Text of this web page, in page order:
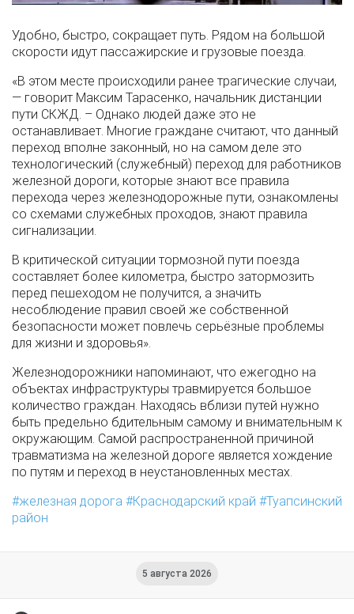
Удобно, быстро, сокращает путь. Рядом на большой
скорости идут пассажирские и грузовые поезда.
«В этом месте происходили ранее трагические случаи,
— говорит Максим Тарасенко, начальник дистанции
пути СКЖД. – Однако людей даже это не
останавливает. Многие граждане считают, что данный
переход вполне законный, но на самом деле это
технологический (служебный) переход для работников
железной дороги, которые знают все правила
перехода через железнодорожные пути, ознакомлены
со схемами служебных проходов, знают правила
сигнализации.
В критической ситуации тормозной пути поезда
составляет более километра, быстро затормозить
перед пешеходом не получится, а значить
несоблюдение правил своей же собственной
безопасности может повлечь серьёзные проблемы
для жизни и здоровья».
Железнодорожники напоминают, что ежегодно на
объектах инфраструктуры травмируется большое
количество граждан. Находясь вблизи путей нужно
быть предельно бдительным самому и внимательным к
окружающим. Самой распространенной причиной
травматизма на железной дороге является хождение
по путям и переход в неустановленных местах.
железная дорога
Краснодарский край
Туапсинский
район
5 августа 2026